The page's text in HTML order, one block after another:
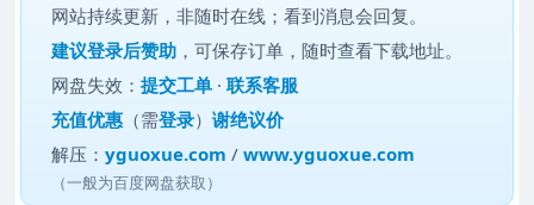
网站持续更新，非随时在线；看到消息会回复。
建议登录后赞助 ，可保存订单，随时查看下载地址。
网盘失效：提交工单 ·联系客服
充值优惠 （需登录）谢绝议价
解压：yguoxue.com /www.yguoxue.com
（一般为百度网盘获取）